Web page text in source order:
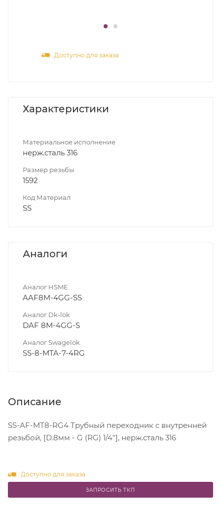
Доступно для заказа
Характеристики
Материальное исполнение
нерж.сталь 316
Размер резьбы
1592
Код Материал
SS
Аналоги
Аналог HSME
AAF8M-4GG-SS
Аналог Dk-lok
DAF 8M-4GG-S
Аналог Swagelok
SS-8-MTA-7-4RG
Описание
SS-AF-MT8-RG4 Трубный переходник с внутренней
резьбой, [D.8мм - G (RG) 1/4"], нерж.сталь 316
Доступно для заказа
ЗАПРОСИТЬ ТКП